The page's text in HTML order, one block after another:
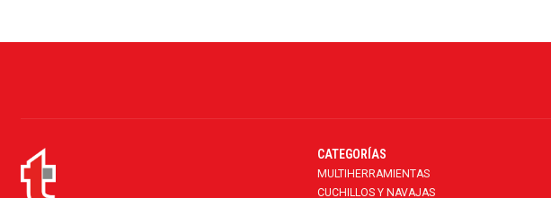
CATEGORÍAS
MULTIHERRAMIENTAS
CUCHILLOS Y NAVAJAS